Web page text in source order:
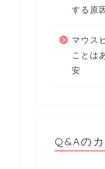
する原
マウス
ことは
安
Q&Aの